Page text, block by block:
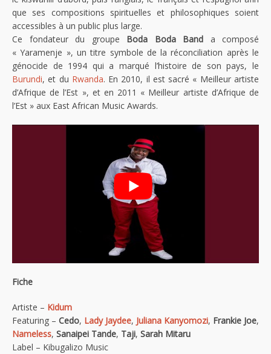
que ses compositions spirituelles et philosophiques soient
accessibles à un public plus large.
Ce fondateur du groupe Boda Boda Band a composé
« Yaramenje », un titre symbole de la réconciliation après le
génocide de 1994 qui a marqué l’histoire de son pays, le
Burundi, et du Rwanda. En 2010, il est sacré « Meilleur artiste
d’Afrique de l’Est », et en 2011 « Meilleur artiste d’Afrique de
l’Est » aux East African Music Awards.
Fiche
Artiste – Kidum
Featuring – Cedo, Lady Jaydee, Juliana Kanyomozi, Frankie Joe,
Nameless, Sanaipei Tande, Taji, Sarah Mitaru
Label – Kibugalizo Music